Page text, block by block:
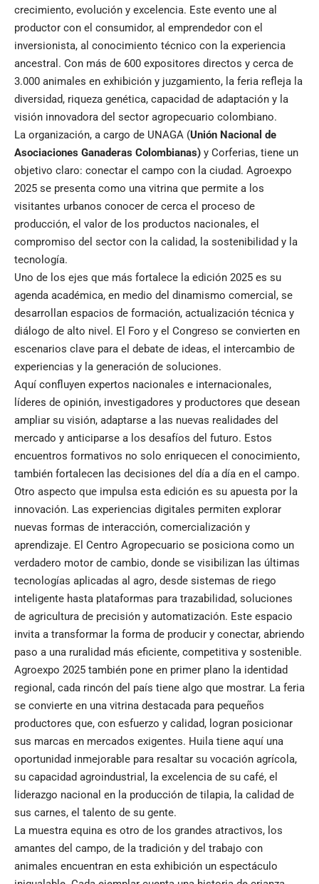
crecimiento, evolución y excelencia. Este evento une al
productor con el consumidor, al emprendedor con el
inversionista, al conocimiento técnico con la experiencia
ancestral. Con más de 600 expositores directos y cerca de
3.000 animales en exhibición y juzgamiento, la feria refleja la
diversidad, riqueza genética, capacidad de adaptación y la
visión innovadora del sector agropecuario colombiano.
La organización, a cargo de UNAGA (Unión Nacional de
Asociaciones Ganaderas Colombianas) y Corferias, tiene un
objetivo claro: conectar el campo con la ciudad. Agroexpo
2025 se presenta como una vitrina que permite a los
visitantes urbanos conocer de cerca el proceso de
producción, el valor de los productos nacionales, el
compromiso del sector con la calidad, la sostenibilidad y la
tecnología.
Uno de los ejes que más fortalece la edición 2025 es su
agenda académica, en medio del dinamismo comercial, se
desarrollan espacios de formación, actualización técnica y
diálogo de alto nivel. El Foro y el Congreso se convierten en
escenarios clave para el debate de ideas, el intercambio de
experiencias y la generación de soluciones.
Aquí confluyen expertos nacionales e internacionales,
líderes de opinión, investigadores y productores que desean
ampliar su visión, adaptarse a las nuevas realidades del
mercado y anticiparse a los desafíos del futuro. Estos
encuentros formativos no solo enriquecen el conocimiento,
también fortalecen las decisiones del día a día en el campo.
Otro aspecto que impulsa esta edición es su apuesta por la
innovación. Las experiencias digitales permiten explorar
nuevas formas de interacción, comercialización y
aprendizaje. El Centro Agropecuario se posiciona como un
verdadero motor de cambio, donde se visibilizan las últimas
tecnologías aplicadas al agro, desde sistemas de riego
inteligente hasta plataformas para trazabilidad, soluciones
de agricultura de precisión y automatización. Este espacio
invita a transformar la forma de producir y conectar, abriendo
paso a una ruralidad más eficiente, competitiva y sostenible.
Agroexpo 2025 también pone en primer plano la identidad
regional, cada rincón del país tiene algo que mostrar. La feria
se convierte en una vitrina destacada para pequeños
productores que, con esfuerzo y calidad, logran posicionar
sus marcas en mercados exigentes. Huila tiene aquí una
oportunidad inmejorable para resaltar su vocación agrícola,
su capacidad agroindustrial, la excelencia de su café, el
liderazgo nacional en la producción de tilapia, la calidad de
sus carnes, el talento de su gente.
La muestra equina es otro de los grandes atractivos, los
amantes del campo, de la tradición y del trabajo con
animales encuentran en esta exhibición un espectáculo